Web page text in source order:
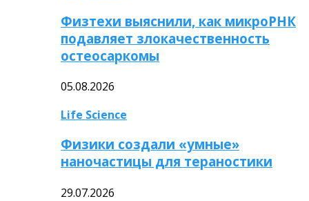
Физтехи выяснили, как микроРНК
подавляет злокачественность
остеосаркомы
05.08.2026
Life Science
Физики создали «умные»
наночастицы для тераностики
29.07.2026